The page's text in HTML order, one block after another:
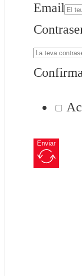
Email
Enviar